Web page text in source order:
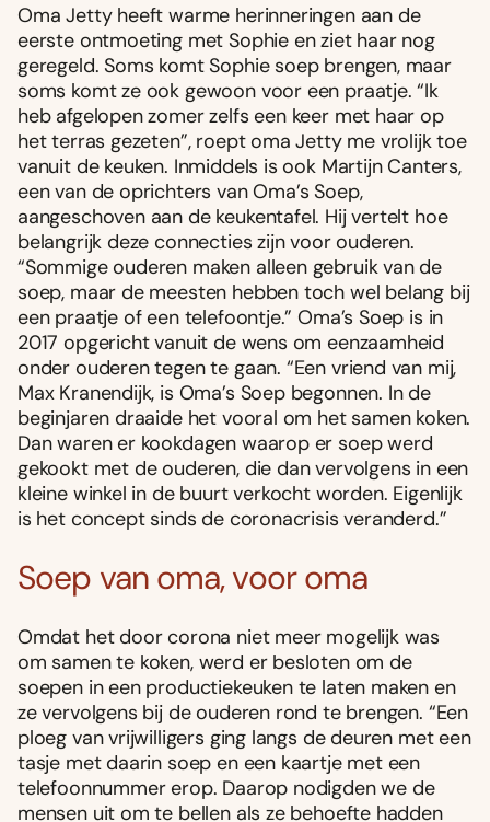
Oma Jetty heeft warme herinneringen aan de
eerste ontmoeting met Sophie en ziet haar nog
geregeld. Soms komt Sophie soep brengen, maar
soms komt ze ook gewoon voor een praatje. “Ik
heb afgelopen zomer zelfs een keer met haar op
het terras gezeten”, roept oma Jetty me vrolijk toe
vanuit de keuken. Inmiddels is ook Martijn Canters,
een van de oprichters van Oma’s Soep,
aangeschoven aan de keukentafel. Hij vertelt hoe
belangrijk deze connecties zijn voor ouderen.
“Sommige ouderen maken alleen gebruik van de
soep, maar de meesten hebben toch wel belang bij
een praatje of een telefoontje.” Oma’s Soep is in
2017 opgericht vanuit de wens om eenzaamheid
onder ouderen tegen te gaan. “Een vriend van mij,
Max Kranendijk, is Oma’s Soep begonnen. In de
beginjaren draaide het vooral om het samen koken.
Dan waren er kookdagen waarop er soep werd
gekookt met de ouderen, die dan vervolgens in een
kleine winkel in de buurt verkocht worden. Eigenlijk
is het concept sinds de coronacrisis veranderd.”
Soep van oma, voor oma
Omdat het door corona niet meer mogelijk was
om samen te koken, werd er besloten om de
soepen in een productiekeuken te laten maken en
ze vervolgens bij de ouderen rond te brengen. “Een
ploeg van vrijwilligers ging langs de deuren met een
tasje met daarin soep en een kaartje met een
telefoonnummer erop. Daarop nodigden we de
mensen uit om te bellen als ze behoefte hadden